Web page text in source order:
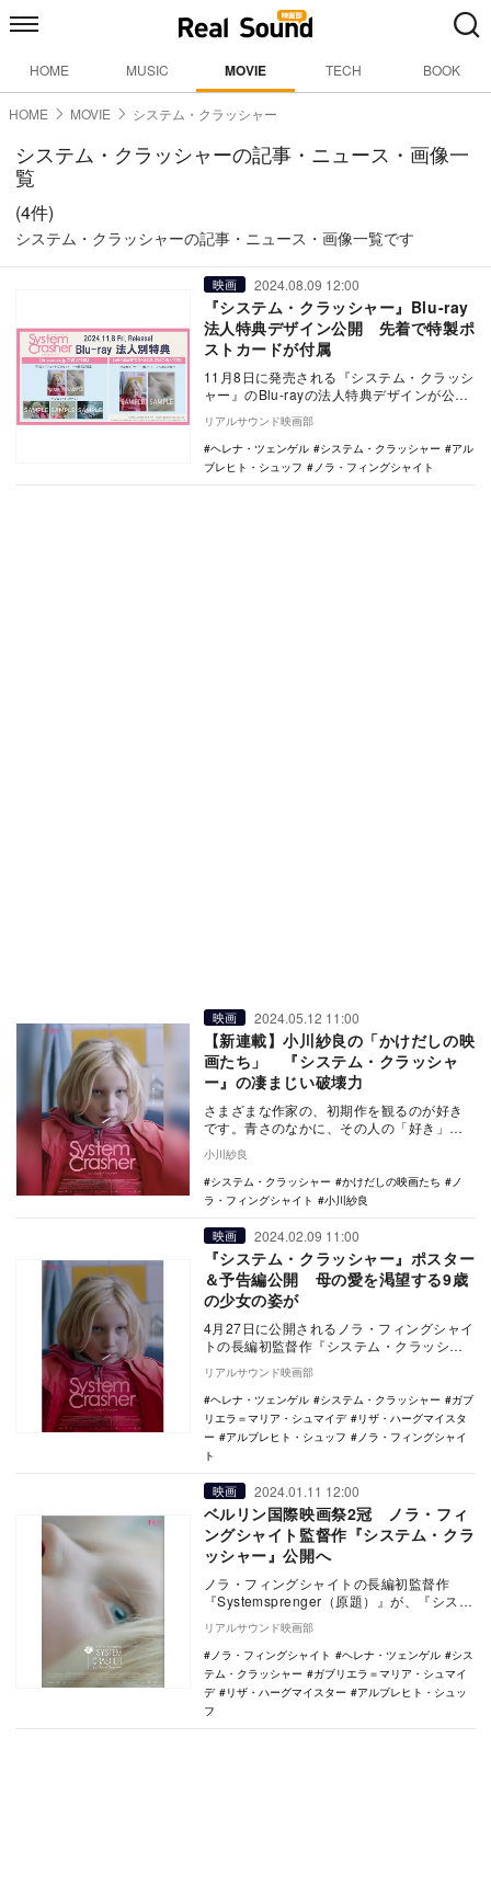
HOME MUSIC MOVIE TECH BOOK
HOME MOVIE システム・クラッシャー
システム・クラッシャーの記事・ニュース・画像一
覧
(4件)
システム・クラッシャーの記事・ニュース・画像一覧です
映画 2024.08.09 12:00
『システム・クラッシャー』Blu-ray
法人特典デザイン公開 先着で特製ポ
ストカードが付属
11月8日に発売される『システム・クラッシ
ャー』のBlu-rayの法人特典デザインが公開
された。 「システム・クラッシャー」…
リアルサウンド映画部
ヘレナ・ツェンゲル
システム・クラッシャー
アル
ブレヒト・シュッフ
ノラ・フィングシャイト
映画 2024.05.12 11:00
【新連載】小川紗良の「かけだしの映
画たち」 『システム・クラッシャ
ー』の凄まじい破壊力
さまざまな作家の、初期作を観るのが好き
です。青さのなかに、その人の「好き」や
また、自分もか…
小川紗良
システム・クラッシャー
かけだしの映画たち
ノ
ラ・フィングシャイト
小川紗良
映画 2024.02.09 11:00
『システム・クラッシャー』ポスター
＆予告編公開 母の愛を渇望する9歳
の少女の姿が
4月27日に公開されるノラ・フィングシャイ
トの長編初監督作『システム・クラッシャ
ー』のポスタービジュアルと予告編が公開
された。 …
リアルサウンド映画部
ヘレナ・ツェンゲル
システム・クラッシャー
ガブ
リエラ＝マリア・シュマイデ
リザ・ハーグマイスタ
ー
アルブレヒト・シュッフ
ノラ・フィングシャイ
ト
映画 2024.01.11 12:00
ベルリン国際映画祭2冠 ノラ・フィ
ングシャイト監督作『システム・クラ
ッシャー』公開へ
ノラ・フィングシャイトの長編初監督作
『Systemsprenger（原題）』が、『システ
ム・クラッシャー』の邦題で4月27日より…
リアルサウンド映画部
ノラ・フィングシャイト
ヘレナ・ツェンゲル
シス
テム・クラッシャー
ガブリエラ＝マリア・シュマイ
デ
リザ・ハーグマイスター
アルブレヒト・シュッ
フ